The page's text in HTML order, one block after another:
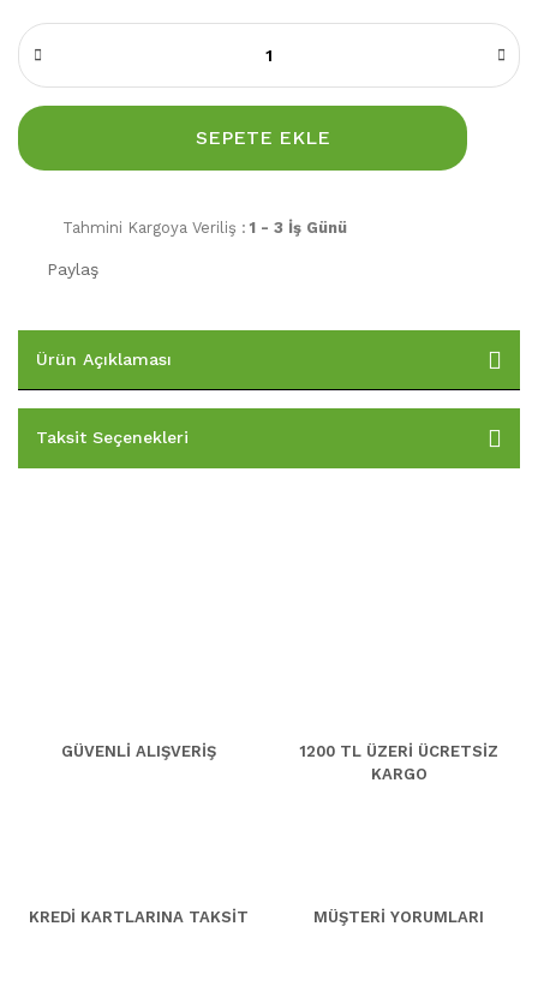
SEPETE EKLE
Tahmini Kargoya Veriliş : 1 - 3 İş Günü
Paylaş
Ürün Açıklaması
Taksit Seçenekleri
GÜVENLİ ALIŞVERİŞ
1200 TL ÜZERİ ÜCRETSİZ
KARGO
KREDİ KARTLARINA TAKSİT MÜŞTERİ YORUMLARI